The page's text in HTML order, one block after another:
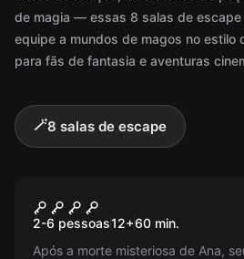
de magia — essas 8 salas de escape
equipe a mundos de magos no estilo
para fãs de fantasia e aventuras
🪄8 salas de escape
ARCADE EDITION
2-6 pessoas12+60 min.
Após a morte misteriosa de Ana,